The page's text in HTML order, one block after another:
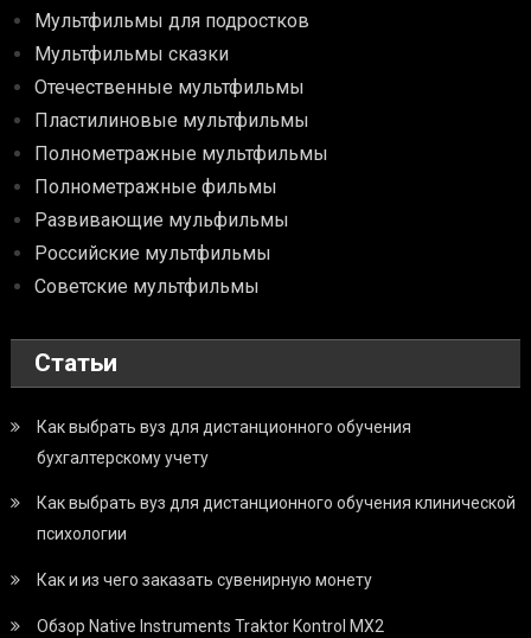
Мультфильмы для подростков
Мультфильмы сказки
Отечественные мультфильмы
Пластилиновые мультфильмы
Полнометражные мультфильмы
Полнометражные фильмы
Развивающие мульфильмы
Российские мультфильмы
Советские мультфильмы
Статьи
Как выбрать вуз для дистанционного обучения
бухгалтерскому учету
Как выбрать вуз для дистанционного обучения клинической
психологии
Как и из чего заказать сувенирную монету
Обзор Native Instruments Traktor Kontrol MX2